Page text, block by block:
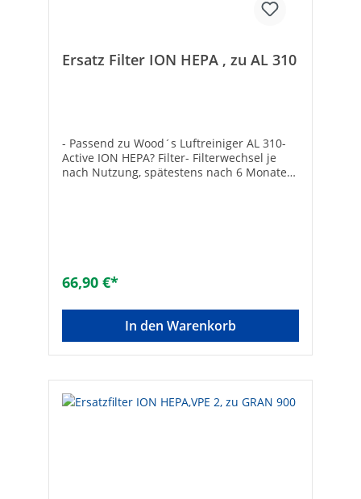
Ersatz Filter ION HEPA , zu AL 310
- Passend zu Wood´s Luftreiniger AL 310-
Active ION HEPA? Filter- Filterwechsel je
nach Nutzung, spätestens nach 6 Monaten-
66,90 €*
In den Warenkorb